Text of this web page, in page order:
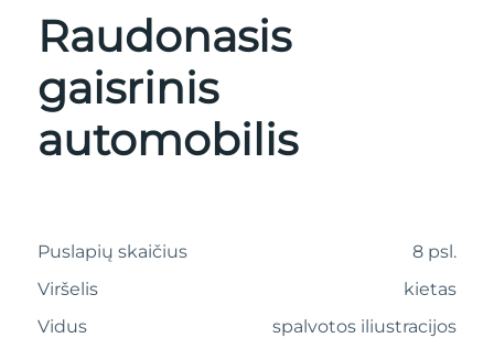
Raudonasis
gaisrinis
automobilis
Puslapių skaičius
8 psl.
Viršelis
kietas
Vidus
spalvotos iliustracijos